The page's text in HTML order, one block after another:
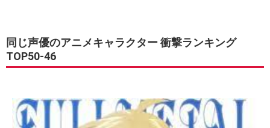
同じ声優のアニメキャラクター 衝撃ランキング
TOP50-46